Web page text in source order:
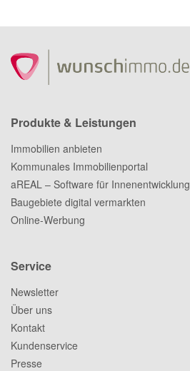
Produkte & Leistungen
Immobilien anbieten
Kommunales Immobilienportal
aREAL – Software für Innenentwicklung
Baugebiete digital vermarkten
Online-Werbung
Service
Newsletter
Über uns
Kontakt
Kundenservice
Presse